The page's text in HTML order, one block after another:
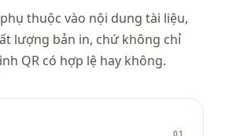
thuộc vào nội dung tài liệu,
lượng bản in, chứ không chỉ
QR có hợp lệ hay không.
01